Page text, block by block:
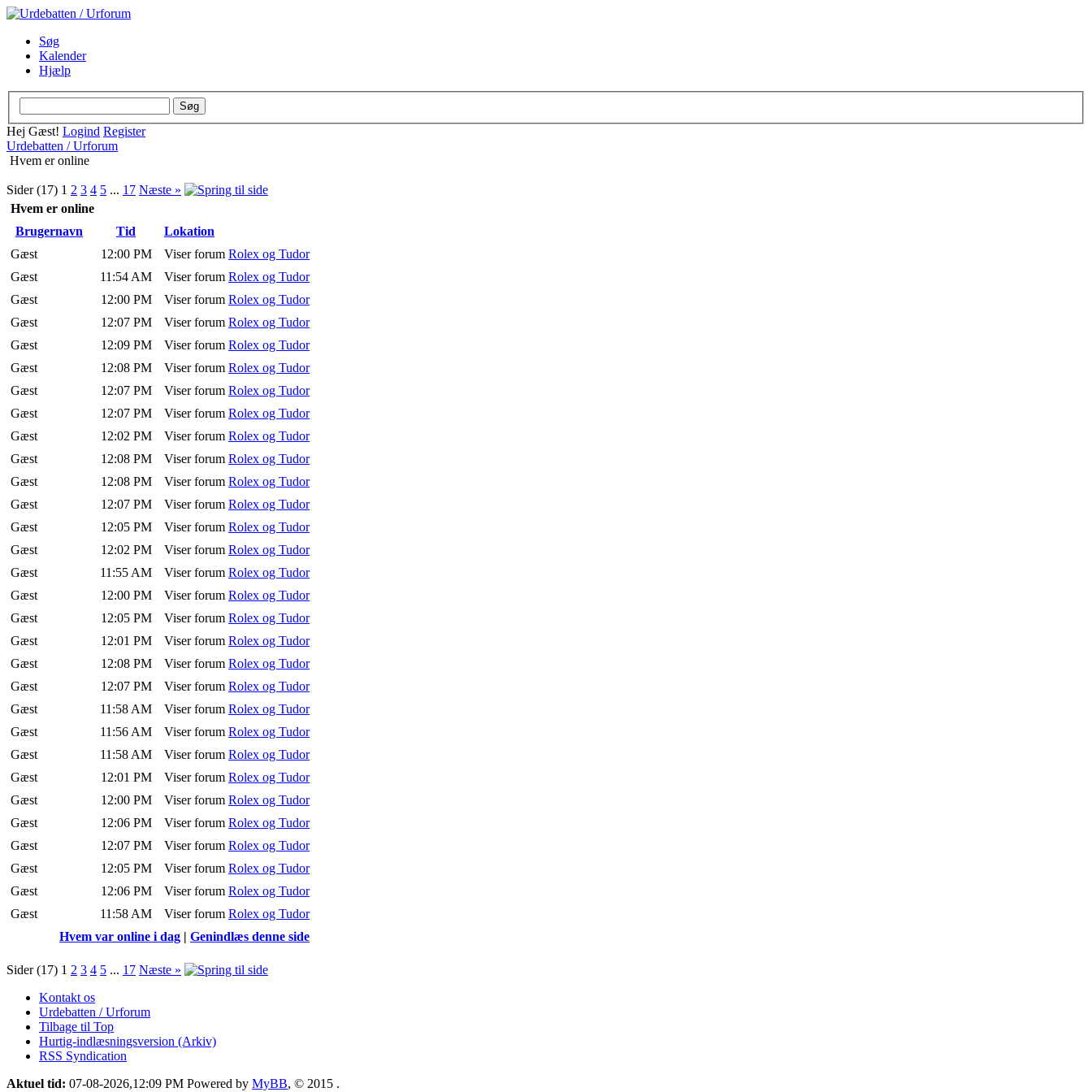
Søg
Kalender
Hjælp
Hej Gæst! Logind Register
Urdebatten / Urforum
Hvem er online
Sider (17) 1 2 3 4 5 ... 17 Næste »
Hvem er online
Brugernavn
Tid
Lokation
Gæst
12:00 PM Viser forum Rolex og Tudor
Gæst
11:54 AM Viser forum Rolex og Tudor
Gæst
12:00 PM Viser forum Rolex og Tudor
Gæst
12:07 PM Viser forum Rolex og Tudor
Gæst
12:09 PM Viser forum Rolex og Tudor
Gæst
12:08 PM Viser forum Rolex og Tudor
Gæst
12:07 PM Viser forum Rolex og Tudor
Gæst
12:07 PM Viser forum Rolex og Tudor
Gæst
12:02 PM Viser forum Rolex og Tudor
Gæst
12:08 PM Viser forum Rolex og Tudor
Gæst
12:08 PM Viser forum Rolex og Tudor
Gæst
12:07 PM Viser forum Rolex og Tudor
Gæst
12:05 PM Viser forum Rolex og Tudor
Gæst
12:02 PM Viser forum Rolex og Tudor
Gæst
11:55 AM Viser forum Rolex og Tudor
Gæst
12:00 PM Viser forum Rolex og Tudor
Gæst
12:05 PM Viser forum Rolex og Tudor
Gæst
12:01 PM Viser forum Rolex og Tudor
Gæst
12:08 PM Viser forum Rolex og Tudor
Gæst
12:07 PM Viser forum Rolex og Tudor
Gæst
11:58 AM Viser forum Rolex og Tudor
Gæst
11:56 AM Viser forum Rolex og Tudor
Gæst
11:58 AM Viser forum Rolex og Tudor
Gæst
12:01 PM Viser forum Rolex og Tudor
Gæst
12:00 PM Viser forum Rolex og Tudor
Gæst
12:06 PM Viser forum Rolex og Tudor
Gæst
12:07 PM Viser forum Rolex og Tudor
Gæst
12:05 PM Viser forum Rolex og Tudor
Gæst
12:06 PM Viser forum Rolex og Tudor
Gæst
11:58 AM Viser forum Rolex og Tudor
Hvem var online i dag | Genindlæs denne side
Sider (17) 1 2 3 4 5 ... 17 Næste »
Kontakt os
Urdebatten / Urforum
Tilbage til Top
Hurtig-indlæsningsversion (Arkiv)
RSS Syndication
Aktuel tid: 07-08-2026,12:09 PM Powered by MyBB, © 2015 .